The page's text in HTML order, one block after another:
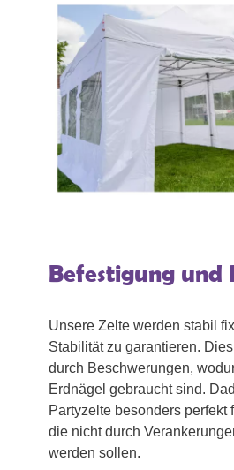
Befestigung und
Unsere Zelte werden stabil
Stabilität zu garantieren.
durch Beschwerungen,
Erdnägel gebraucht sind.
Partyzelte besonders perfekt
die nicht durch
werden sollen.